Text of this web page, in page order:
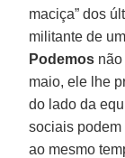
maciça” dos
militante de
Podemos não
maio, ele lhe
do lado da
sociais podem
ao mesmo